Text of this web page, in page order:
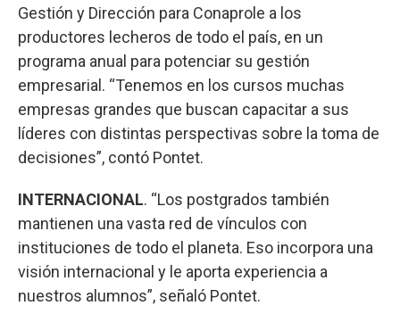
Gestión y Dirección para Conaprole a los
productores lecheros de todo el país, en un
programa anual para potenciar su gestión
empresarial. “Tenemos en los cursos muchas
empresas grandes que buscan capacitar a sus
líderes con distintas perspectivas sobre la toma de
decisiones”, contó Pontet.
INTERNACIONAL. “Los postgrados también
mantienen una vasta red de vínculos con
instituciones de todo el planeta. Eso incorpora una
visión internacional y le aporta experiencia a
nuestros alumnos”, señaló Pontet.